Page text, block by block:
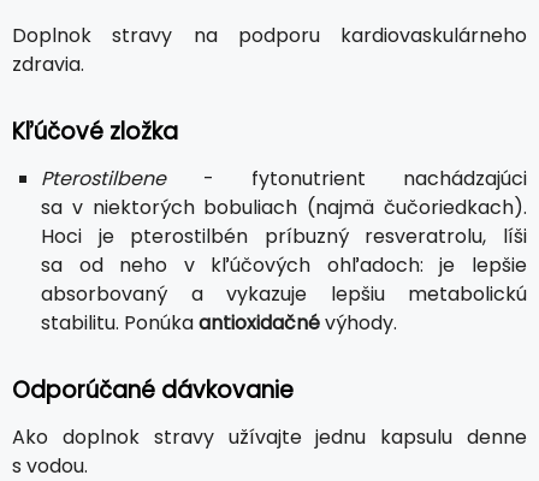
Doplnok stravy na podporu kardiovaskulárneho
zdravia.
Kľúčové zložka
Pterostilbene- fytonutrient nachádzajúci
sa v niektorých bobuliach (najmä čučoriedkach).
Hoci je pterostilbén príbuzný resveratrolu, líši
sa od neho v kľúčových ohľadoch: je lepšie
absorbovaný a vykazuje lepšiu metabolickú
stabilitu. Ponúkaantioxidačnévýhody.
Odporúčané dávkovanie
Ako doplnok stravy užívajte jednu kapsulu denne
s vodou.